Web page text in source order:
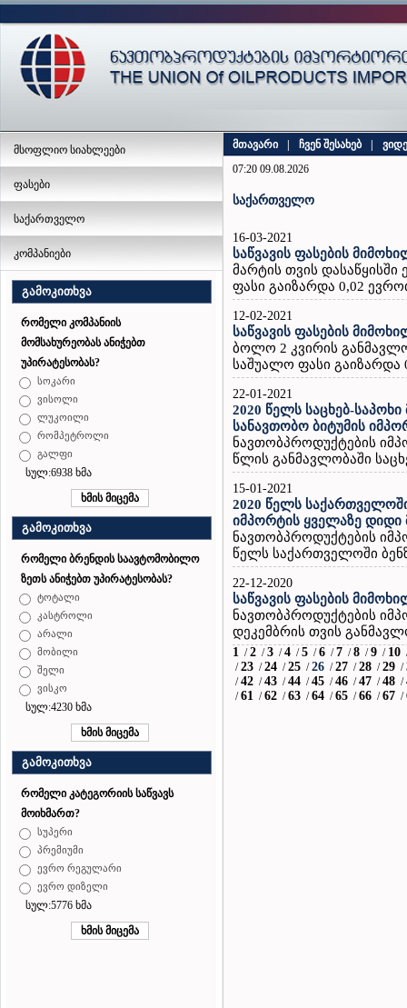
მსოფლიო სიახლეები
ფასები
საქართველო
კომპანიები
გამოკითხვა
რომელი კომპანიის
მომსახურეობას ანიჭებთ
უპირატესობას?
სოკარი
ვისოლი
ლუკოილი
რომპეტროლი
გალფი
სულ:6938 ხმა
გამოკითხვა
რომელი ბრენდის საავტომობილო
ზეთს ანიჭებთ უპირატესობას?
ტოტალი
კასტროლი
არალი
მობილი
შელი
ვისკო
სულ:4230 ხმა
გამოკითხვა
რომელი კატეგორიის საწვავს
მოიხმართ?
სუპერი
პრემიუმი
ევრო რეგულარი
ევრო დიზელი
სულ:5776 ხმა
მთავარი ჩვენ შესახებ
07:20 09.08.2026
საქართველო
16-03-2021
საწვავის ფასების
მარტის თვის დასაწყისში
ფასი გაიზარდა 0,02
12-02-2021
საწვავის ფასების
ბოლო 2 კვირის
საშუალო ფასი გაიზარდა
22-01-2021
2020 წელს საცხებ-
სანავთობო ბიტუმის
ნავთობპროდუქტების
წლის განმავლობაში
15-01-2021
2020 წელს
იმპორტის ყველაზე
ნავთობპროდუქტების
წელს საქართველოში
22-12-2020
საწვავის ფასების
ნავთობპროდუქტების
დეკემბრის თვის
1 / 2 / 3 / 4 / 5 / 6 / 7 / 8 / 9 / 10
/ 23 / 24 / 25 / 26 / 27 / 28 / 29 /
/ 42 / 43 / 44 / 45 / 46 / 47 / 48 /
/ 61 / 62 / 63 / 64 / 65 / 66 / 67 /